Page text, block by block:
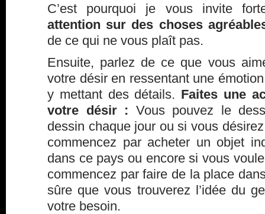
C’est pourquoi je vous invite
attention sur des choses
de ce qui ne vous plaît pas.
Ensuite, parlez de ce que vous
votre désir en ressentant une
y mettant des détails. Faites une
votre désir : Vous pouvez le
dessin chaque jour ou si vous
commencez par acheter un objet
dans ce pays ou encore si vous
commencez par faire de la place
sûre que vous trouverez l’idée du
votre besoin.